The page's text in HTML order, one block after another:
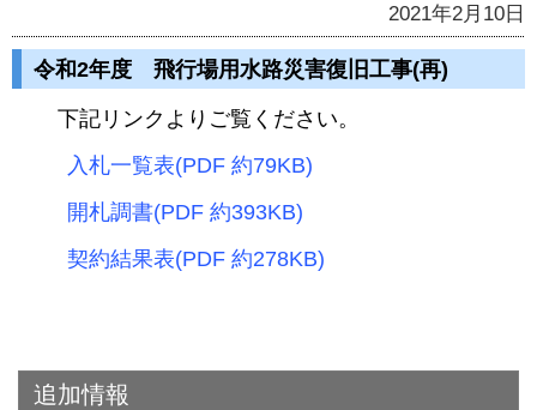
2021年2月10日
令和2年度 飛行場用水路災害復旧工事(再)
下記リンクよりご覧ください。
入札一覧表(PDF 約79KB)
開札調書(PDF 約393KB)
契約結果表(PDF 約278KB)
追加情報